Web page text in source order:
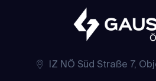
IZ NÖ Süd Straße 7,